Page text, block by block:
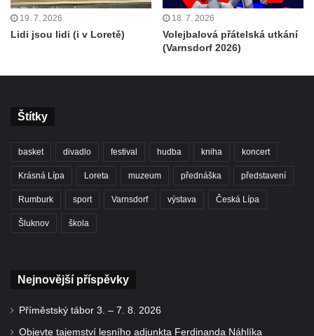
19. 7. 2026
Lidi jsou lidi (i v Loretě)
18. 7. 2026
Volejbalová přátelská utkání
(Varnsdorf 2026)
Štítky
basket divadlo festival hudba kniha koncert
Krásná Lípa Loreta muzeum přednáška představení
Rumburk sport Varnsdorf výstava Česká Lípa
Šluknov škola
Nejnovější příspěvky
Příměstský tábor 3. – 7. 8. 2026
Objevte tajemství lesního adjunkta Ferdinanda Náhlíka